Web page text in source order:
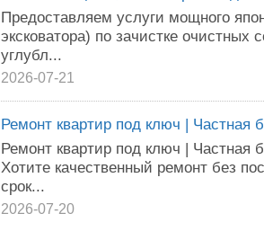
Предоставляем услуги мощного
эксковатора) по зачистке
углубл...
2026-07-21
Ремонт квартир под ключ | Частная
Ремонт квартир под ключ | Частная
Хотите качественный ремонт без
срок...
2026-07-20